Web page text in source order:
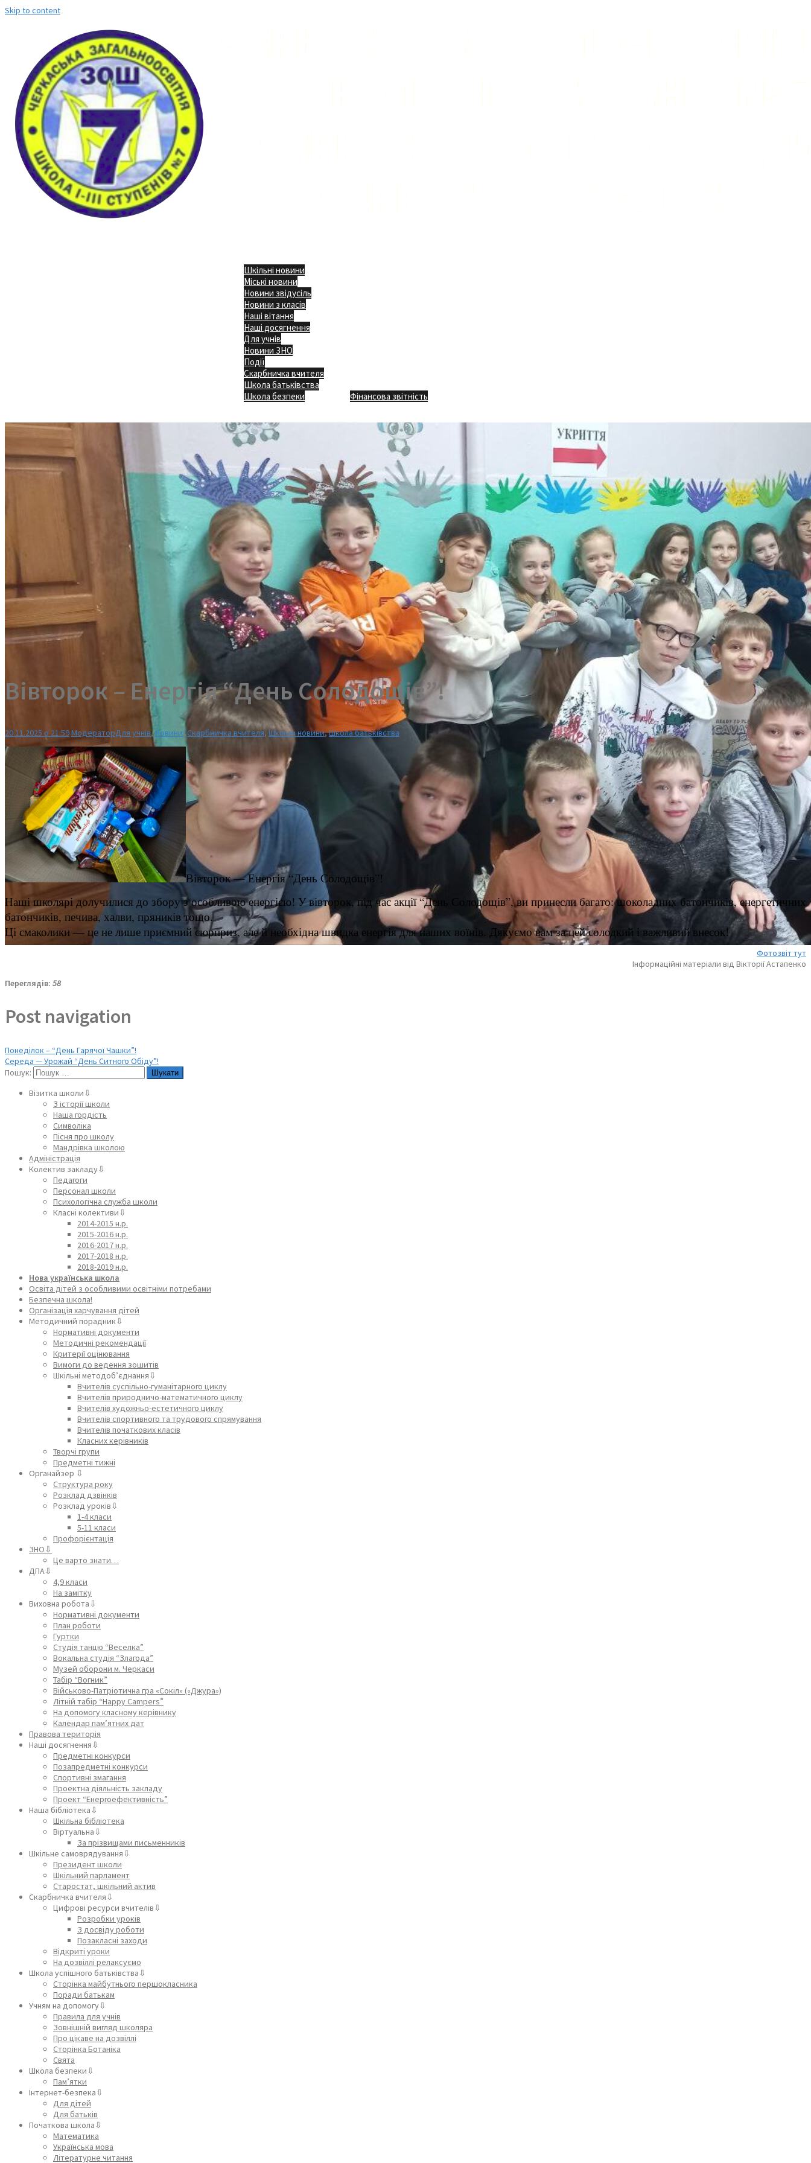
Skip to content
Шкільні новини
Міські новини
Новини звідусіль
Новини з класів
Наші вітання
Наші досягнення
Для учнів
Новини ЗНО
Події
Скарбничка вчителя
Школа батьківства
Школа безпеки
Фінансова звітність
Вівторок – Енергія “День Солодощів”!
20.11.2025 о 21:59МодераторДля учнів,Новини, Скарбничка вчителя,Шкільні новини,Школа батьківства
Вівторок — Енергія “День Солодощів”!
Наші школярі долучилися до збору з особливою енергією! У вівторок, під час акції “День Солодощів”, ви принесли багато: шоколадних батончиків, енергетичних
батончиків, печива, халви, пряників тощо.
Ці смаколики — це не лише приємний сюрприз, але й необхідна швидка енергія для наших воїнів. Дякуємо вам за цей солодкий і важливий внесок!
Фотозвіт тут
Інформаційні матеріали від Вікторії Астапенко
Переглядів: 58
Post navigation
Понеділок – “День Гарячої Чашки”!
Середа — Урожай “День Ситного Обіду”!
Пошук:
Візитка школи⇩
З історії школи
Наша гордість
Символіка
Пісня про школу
Мандрівка школою
Адміністрація
Колектив закладу⇩
Педагоги
Персонал школи
Психологічна служба школи
Класні колективи⇩
2014-2015 н.р.
2015-2016 н.р.
2016-2017 н.р.
2017-2018 н.р.
2018-2019 н.р.
Нова українська школа
Освіта дітей з особливими освітніми потребами
Безпечна школа!
Організація харчування дітей
Методичний порадник⇩
Нормативні документи
Методичні рекомендації
Критерії оцінювання
Вимоги до ведення зошитів
Шкільні методоб’єднання⇩
Вчителів суспільно-гуманітарного циклу
Вчителів природничо-математичного циклу
Вчителів художньо-естетичного циклу
Вчителів спортивного та трудового спрямування
Вчителів початкових класів
Класних керівників
Творчі групи
Предметні тижні
Органайзер ⇩
Структура року
Розклад дзвінків
Розклад уроків⇩
1-4 класи
5-11 класи
Профорієнтація
ЗНО⇩
Це варто знати…
ДПА⇩
4,9 класи
На замітку
Виховна робота⇩
Нормативні документи
План роботи
Гуртки
Студія танцю “Веселка”
Вокальна студія “Злагода”
Музей оборони м. Черкаси
Табір “Вогник”
Військово-Патріотична гра «Сокіл» («Джура»)
Літній табір “Happy Campers”
На допомогу класному керівнику
Календар пам’ятних дат
Правова територія
Наші досягнення⇩
Предметні конкурси
Позапредметні конкурси
Спортивні змагання
Проектна діяльність закладу
Проект “Енергоефективність”
Наша бібліотека⇩
Шкільна бібліотека
Віртуальна⇩
За прізвищами письменників
Шкільне самоврядування⇩
Президент школи
Шкільний парламент
Старостат, шкільний актив
Скарбничка вчителя⇩
Цифрові ресурси вчителів⇩
Розробки уроків
З досвіду роботи
Позакласні заходи
Відкриті уроки
На дозвіллі релаксуємо
Школа успішного батьківства⇩
Сторінка майбутнього першокласника
Поради батькам
Учням на допомогу⇩
Правила для учнів
Зовнішній вигляд школяра
Про цікаве на дозвіллі
Сторінка Ботаніка
Свята
Школа безпеки⇩
Пам’ятки
Інтернет-безпека⇩
Для дітей
Для батьків
Початкова школа⇩
Математика
Українська мова
Літературне читання